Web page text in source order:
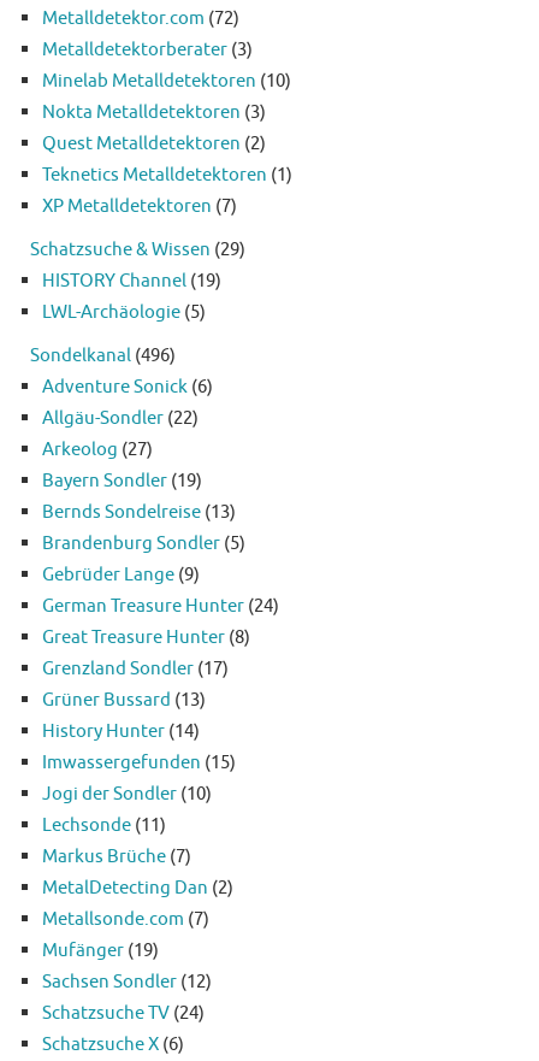
Metalldetektor.com (72)
Metalldetektorberater (3)
Minelab Metalldetektoren (10)
Nokta Metalldetektoren (3)
Quest Metalldetektoren (2)
Teknetics Metalldetektoren (1)
XP Metalldetektoren (7)
Schatzsuche & Wissen (29)
HISTORY Channel (19)
LWL-Archäologie (5)
Sondelkanal (496)
Adventure Sonick (6)
Allgäu-Sondler (22)
Arkeolog (27)
Bayern Sondler (19)
Bernds Sondelreise (13)
Brandenburg Sondler (5)
Gebrüder Lange (9)
German Treasure Hunter (24)
Great Treasure Hunter (8)
Grenzland Sondler (17)
Grüner Bussard (13)
History Hunter (14)
Imwassergefunden (15)
Jogi der Sondler (10)
Lechsonde (11)
Markus Brüche (7)
MetalDetecting Dan (2)
Metallsonde.com (7)
Mufänger (19)
Sachsen Sondler (12)
Schatzsuche TV (24)
Schatzsuche X (6)